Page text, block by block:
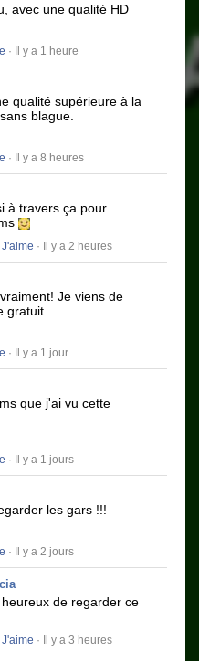
avec une qualité HD
· Il y a 1 heure
qualité supérieure à la
blague.
· Il y a 8 heures
à travers ça pour
J'aime · Il y a 2 heures
Je viens de
gratuit
· Il y a 1 jour
que j'ai vu cette
· Il y a 1 jours
les gars !!!
· Il y a 2 jours
de regarder ce
J'aime · Il y a 3 heures